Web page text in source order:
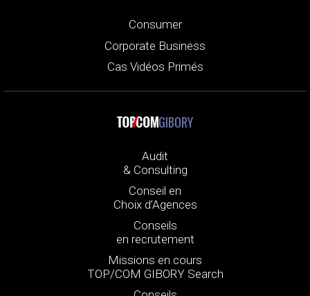
Consumer
Corporate Business
Cas Vidéos Primés
GIBORY
Audit
& Consulting
Conseil en
Choix d’Agences
Conseils
en recrutement
Missions en cours
TOP/COM GIBORY Search